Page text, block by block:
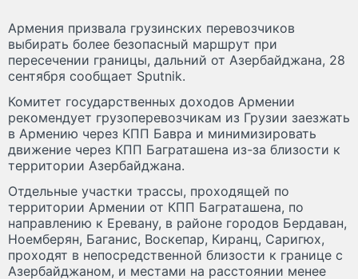
Армения призвала грузинских перевозчиков
выбирать более безопасный маршрут при
пересечении границы, дальний от Азербайджана, 28
сентября сообщает Sputnik.
Комитет государственных доходов Армении
рекомендует грузоперевозчикам из Грузии заезжать
в Армению через КПП Бавра и минимизировать
движение через КПП Баграташена из-за близости к
территории Азербайджана.
Отдельные участки трассы, проходящей по
территории Армении от КПП Баграташена, по
направлению к Еревану, в районе городов Бердаван,
Ноемберян, Баганис, Воскепар, Киранц, Саригюх,
проходят в непосредственной близости к границе с
Азербайджаном, и местами на расстоянии менее